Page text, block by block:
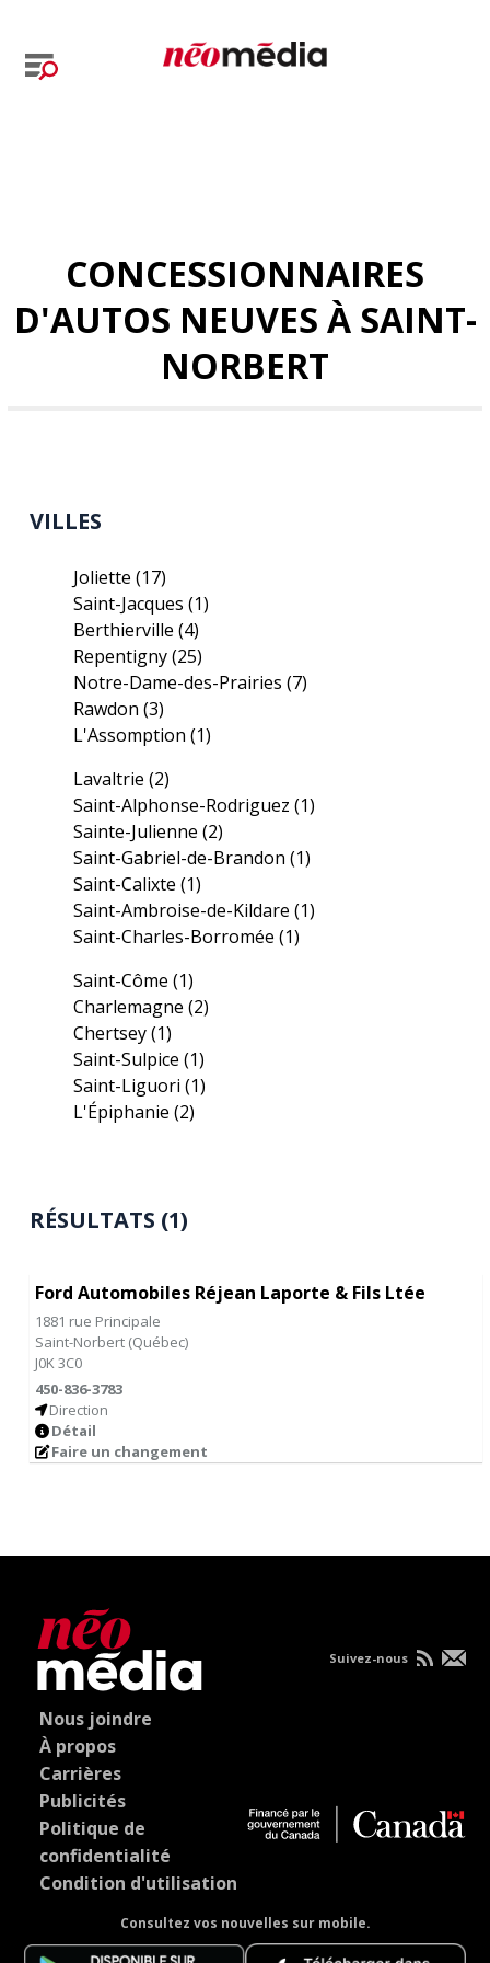
CONCESSIONNAIRES
D'AUTOS NEUVES À SAINT-
NORBERT
VILLES
Joliette(17)
Saint-Jacques(1)
Berthierville(4)
Repentigny(25)
Notre-Dame-des-Prairies(7)
Rawdon(3)
L'Assomption(1)
Lavaltrie(2)
Saint-Alphonse-Rodriguez(1)
Sainte-Julienne(2)
Saint-Gabriel-de-Brandon(1)
Saint-Calixte(1)
Saint-Ambroise-de-Kildare(1)
Saint-Charles-Borromée(1)
Saint-Côme(1)
Charlemagne(2)
Chertsey(1)
Saint-Sulpice(1)
Saint-Liguori(1)
L'Épiphanie(2)
RÉSULTATS (1)
Ford Automobiles Réjean Laporte & Fils Ltée
1881 rue Principale
Saint-Norbert (Québec)
J0K 3C0
450-836-3783
Direction
Détail
Faire un changement
Nous joindre
À propos
Carrières
Publicités
Politique de
confidentialité
Condition d'utilisation
Consultez vos nouvelles sur mobile.
Suivez-nous